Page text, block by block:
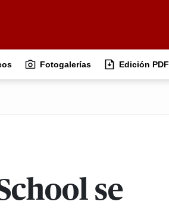
Fotogalerías Edición PDF
se